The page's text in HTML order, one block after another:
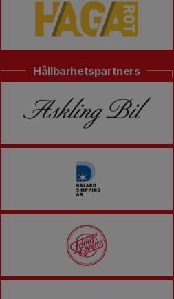
Hållbarhetspartners